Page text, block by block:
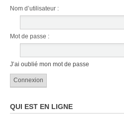
Nom d’utilisateur :
Mot de passe :
J’ai oublié mon mot de passe
QUI EST EN LIGNE